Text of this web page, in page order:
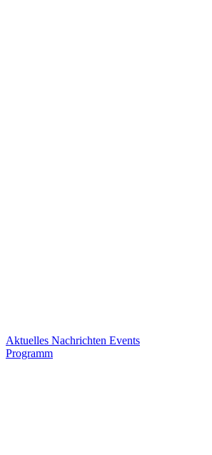
Aktuelles Nachrichten Events
Programm